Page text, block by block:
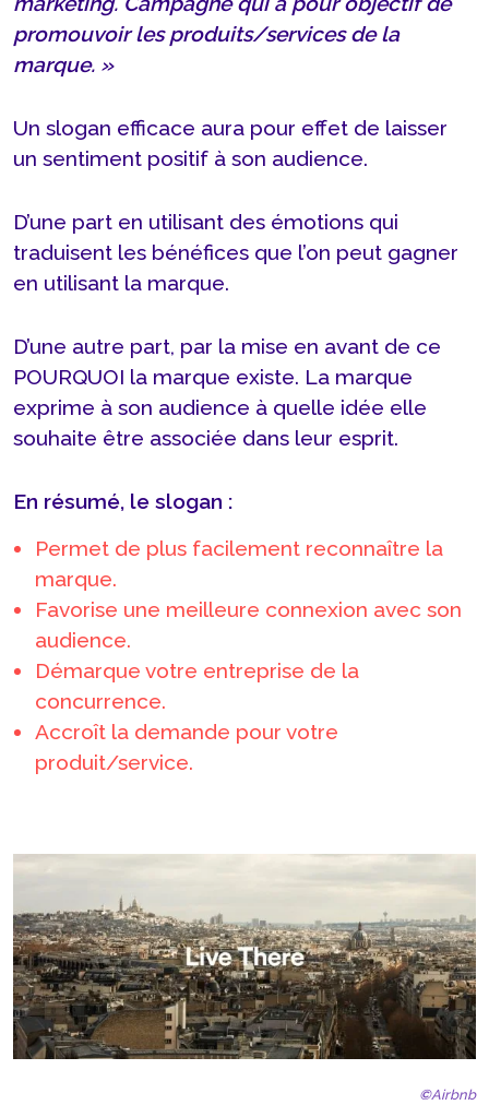
promouvoir les produits/services de la
marque. »
Un slogan efficace aura pour effet de laisser
un sentiment positif à son audience.
D’une part en utilisant des émotions qui
traduisent les bénéfices que l’on peut gagner
en utilisant la marque.
D’une autre part, par la mise en avant de ce
POURQUOI la marque existe. La marque
exprime à son audience à quelle idée elle
souhaite être associée dans leur esprit.
En résumé, le slogan :
Permet de plus facilement reconnaître la
marque.
Favorise une meilleure connexion avec son
audience.
Démarque votre entreprise de la
concurrence.
Accroît la demande pour votre
produit/service.
©Airbnb